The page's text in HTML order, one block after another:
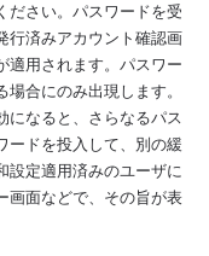
ださい。パスワードを受
行済みアカウント確認画
適用されます。パスワー
合にのみ出現します。
になると、さらなるパス
ードを投入して、別の緩
設定適用済みのユーザに
画面などで、その旨が表